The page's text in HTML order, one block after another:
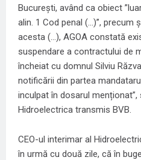
București, având ca obiect
alin. 1 Cod penal (…)”, precum
acesta (…), AGOA constată
suspendare a contractului de
încheiat cu domnul Silviu
notificării din partea
inculpat în dosarul
Hidroelectrica transmis BVB.
CEO-ul interimar al
în urmă cu două zile, că în